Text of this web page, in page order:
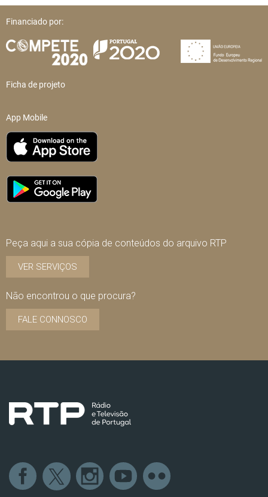
Financiado por:
Ficha de projeto
App Mobile
Peça aqui a sua cópia de conteúdos do arquivo RTP
VER SERVIÇOS
Não encontrou o que procura?
FALE CONNOSCO